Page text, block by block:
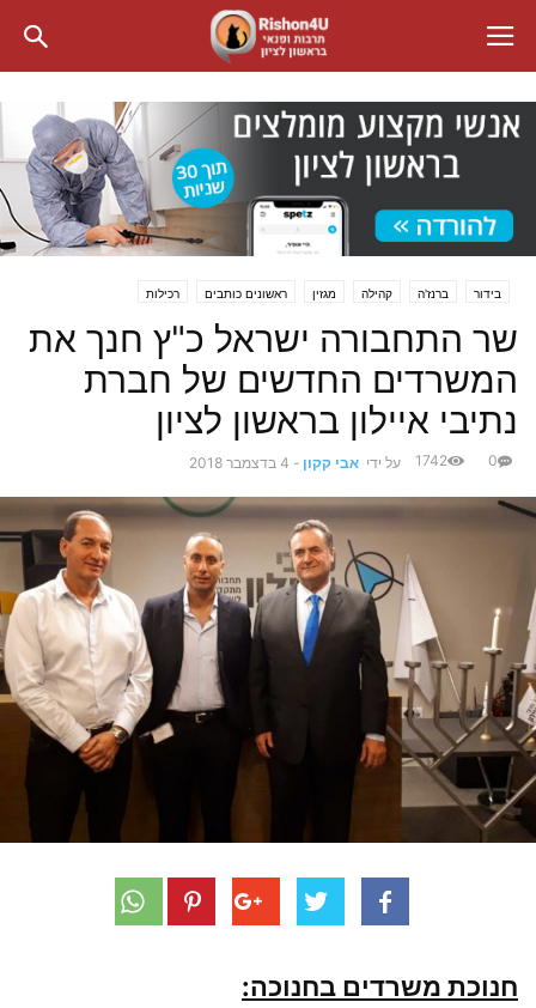
בידור ברנז'ה קהילה מגזין ראשונים כותבים רכילות
שר התחבורה ישראל כ"ץ חנך את
המשרדים החדשים של חברת
נתיבי איילון בראשון לציון
על ידי אבי קקון - 4 בדצמבר 2018 0
1742
חנוכת משרדים בחנוכה: